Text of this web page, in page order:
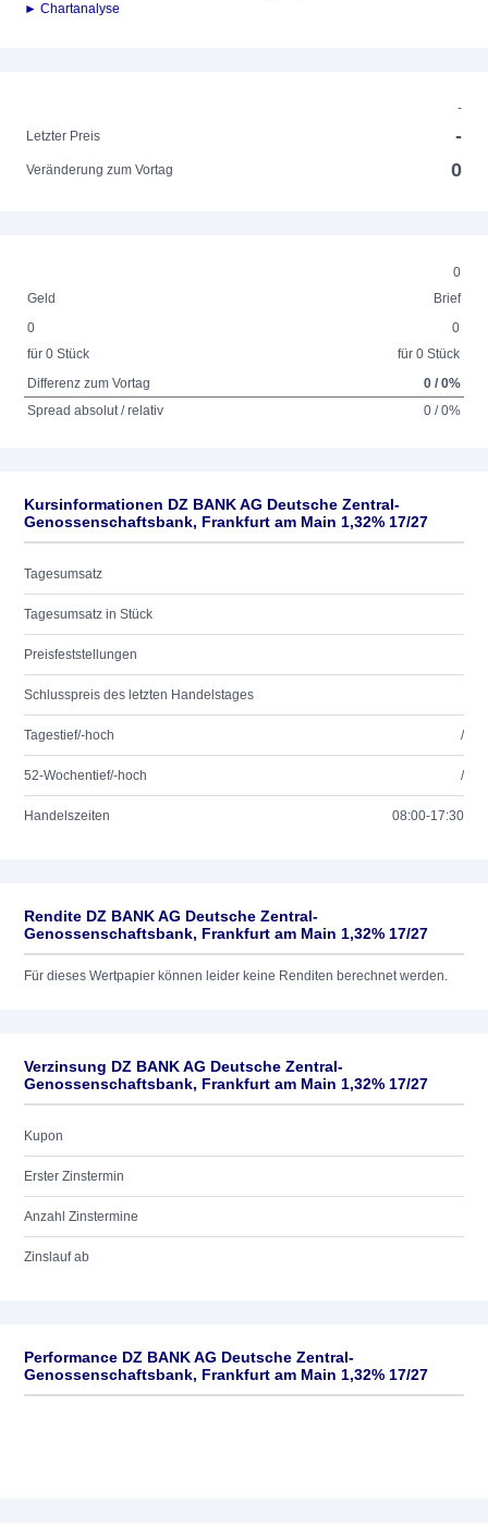
► Chartanalyse
-
Letzter Preis
-
Veränderung zum Vortag 0
0
Geld
Brief
0
für 0 Stück
0
für 0 Stück
Differenz zum Vortag
0 / 0%
Spread absolut / relativ
0 / 0%
Kursinformationen DZ BANK AG Deutsche Zentral-
Genossenschaftsbank, Frankfurt am Main 1,32% 17/27
Tagesumsatz
Tagesumsatz in Stück
Preisfeststellungen
Schlusspreis des letzten Handelstages
Tagestief/-hoch /
52-Wochentief/-hoch /
Handelszeiten 08:00-17:30
Rendite DZ BANK AG Deutsche Zentral-
Genossenschaftsbank, Frankfurt am Main 1,32% 17/27
Für dieses Wertpapier können leider keine Renditen berechnet werden.
Verzinsung DZ BANK AG Deutsche Zentral-
Genossenschaftsbank, Frankfurt am Main 1,32% 17/27
Kupon
Erster Zinstermin
Anzahl Zinstermine
Zinslauf ab
Performance DZ BANK AG Deutsche Zentral-
Genossenschaftsbank, Frankfurt am Main 1,32% 17/27